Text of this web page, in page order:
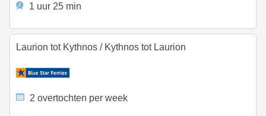
1 uur 25 min
Laurion tot Kythnos /Kythnos tot Laurion
2 overtochten per week